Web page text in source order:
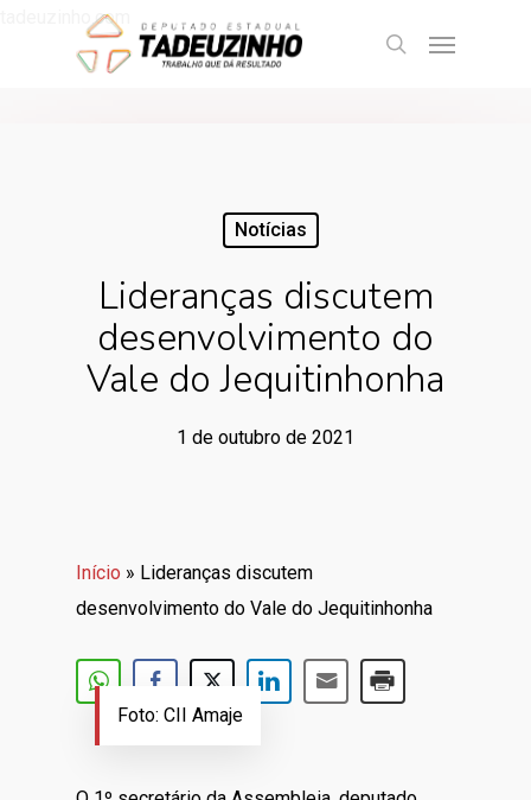
tadeuzinho.com
Notícias
Lideranças discutem
desenvolvimento do
Vale do Jequitinhonha
1 de outubro de 2021
Início » Lideranças discutem
desenvolvimento do Vale do Jequitinhonha
Foto: CII Amaje